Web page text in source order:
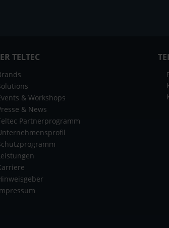
TELTEC
& Workshops
& News
Partnerprogramm